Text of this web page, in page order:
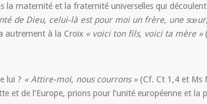
la maternité et la fraternité universelles qui
de Dieu, celui-là est pour moi un frère, une
autrement à la Croix « voici ton fils, voici ta mère »
lui ? « Attire-moi, nous courrons »(Cf. Ct 1,4 et Ms
et de l’Europe, prions pour l’unité européenne et la